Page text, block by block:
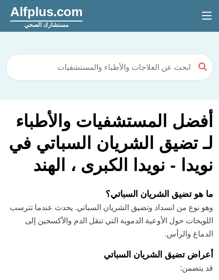
Alfplus.com
مستشارك الصحي
أفضل المستشفيات والأطباء
لـ تضيق الشريان السباتي في
نويدا - نويدا الكبرى ، الهند
ما هو تضيق الشريان السباتي؟
وهو نوع من انسداد وتضيق الشريان السباتي. يحدث عندما تترسب
اللويحات حول الأوعية الدموية التي تنقل الدم والأكسجين إلى
الدماغ والرأس.
أعراض تضيق الشريان السباتي
قد يتضمن: